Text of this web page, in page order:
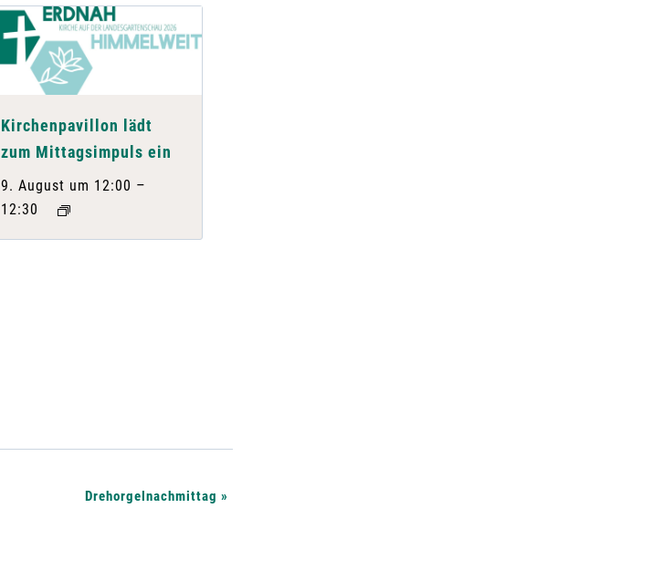
Kirchenpavillon lädt
zum Mittagsimpuls ein
9. August um 12:00 –
12:30
Drehorgelnachmittag»